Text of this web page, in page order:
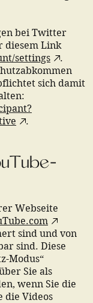
bei Twitter
diesem Link
settings
.
sich damit
.
Webseite
sind und von
sind. Diese
Modus“
Sie als
wenn Sie die
die Videos